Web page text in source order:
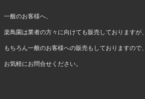
一般のお客様へ、
楽鳥園は業者の方々に向けても販売しておりますが、
もちろん一般のお客様への販売もしておりますので、
お気軽にお問合せください。